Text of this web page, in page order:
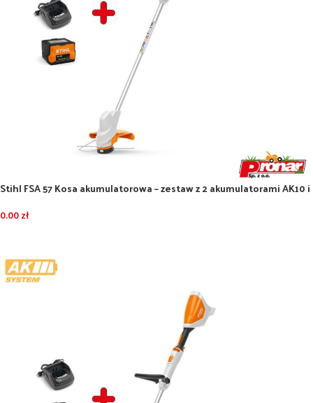
Stihl FSA 57 Kosa akumulatorowa – zestaw z 2 akumulatorami AK10 i
0.00zł